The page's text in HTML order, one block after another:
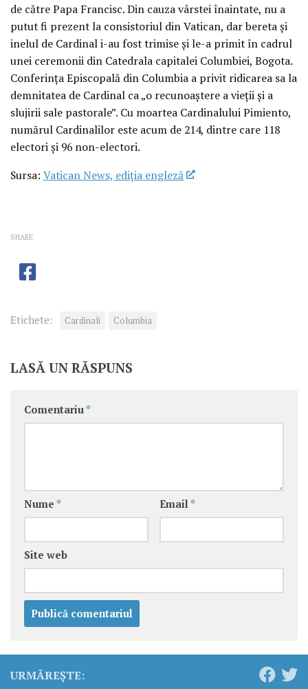
de către Papa Francisc. Din cauza vârstei înaintate, nu a
putut fi prezent la consistoriul din Vatican, dar bereta și
inelul de Cardinal i-au fost trimise și le-a primit în cadrul
unei ceremonii din Catedrala capitalei Columbiei, Bogota.
Conferința Episcopală din Columbia a privit ridicarea sa la
demnitatea de Cardinal ca „o recunoaștere a vieții și a
slujirii sale pastorale”. Cu moartea Cardinalului Pimiento,
numărul Cardinalilor este acum de 214, dintre care 118
electori și 96 non-electori.
Sursa: Vatican News, ediția engleză
SHARE
Etichete: Cardinali Columbia
LASĂ UN RĂSPUNS
Comentariu *
Nume * Email *
Site web
URMĂREȘTE: